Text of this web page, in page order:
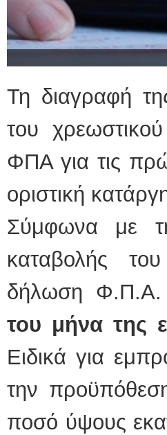
Τη διαγραφή
του
ΦΠΑ για τις
οριστική
Σύμφωνα με
καταβολής
δήλωση Φ.Π.Α.
του μήνα της
Ειδικά για
την
ποσό ύψους